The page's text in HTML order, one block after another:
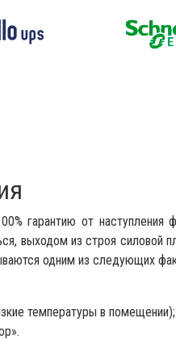
гарантию от
выходом из строя
одним из следующих
температуры в помещении);